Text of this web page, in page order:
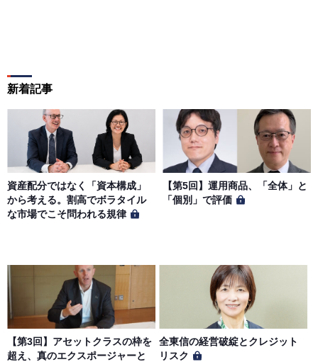
新着記事
資産配分ではなく「資本構成」
から考える。割高でボラタイル
な市場でこそ問われる規律
【第5回】運用商品、「全体」と
「個別」で評価
【第3回】アセットクラスの枠を
超え、真のエクスポージャーと
全東信の経営破綻とクレジット
リスク